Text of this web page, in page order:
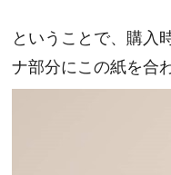
ということで、購入
ナ部分にこの紙を合